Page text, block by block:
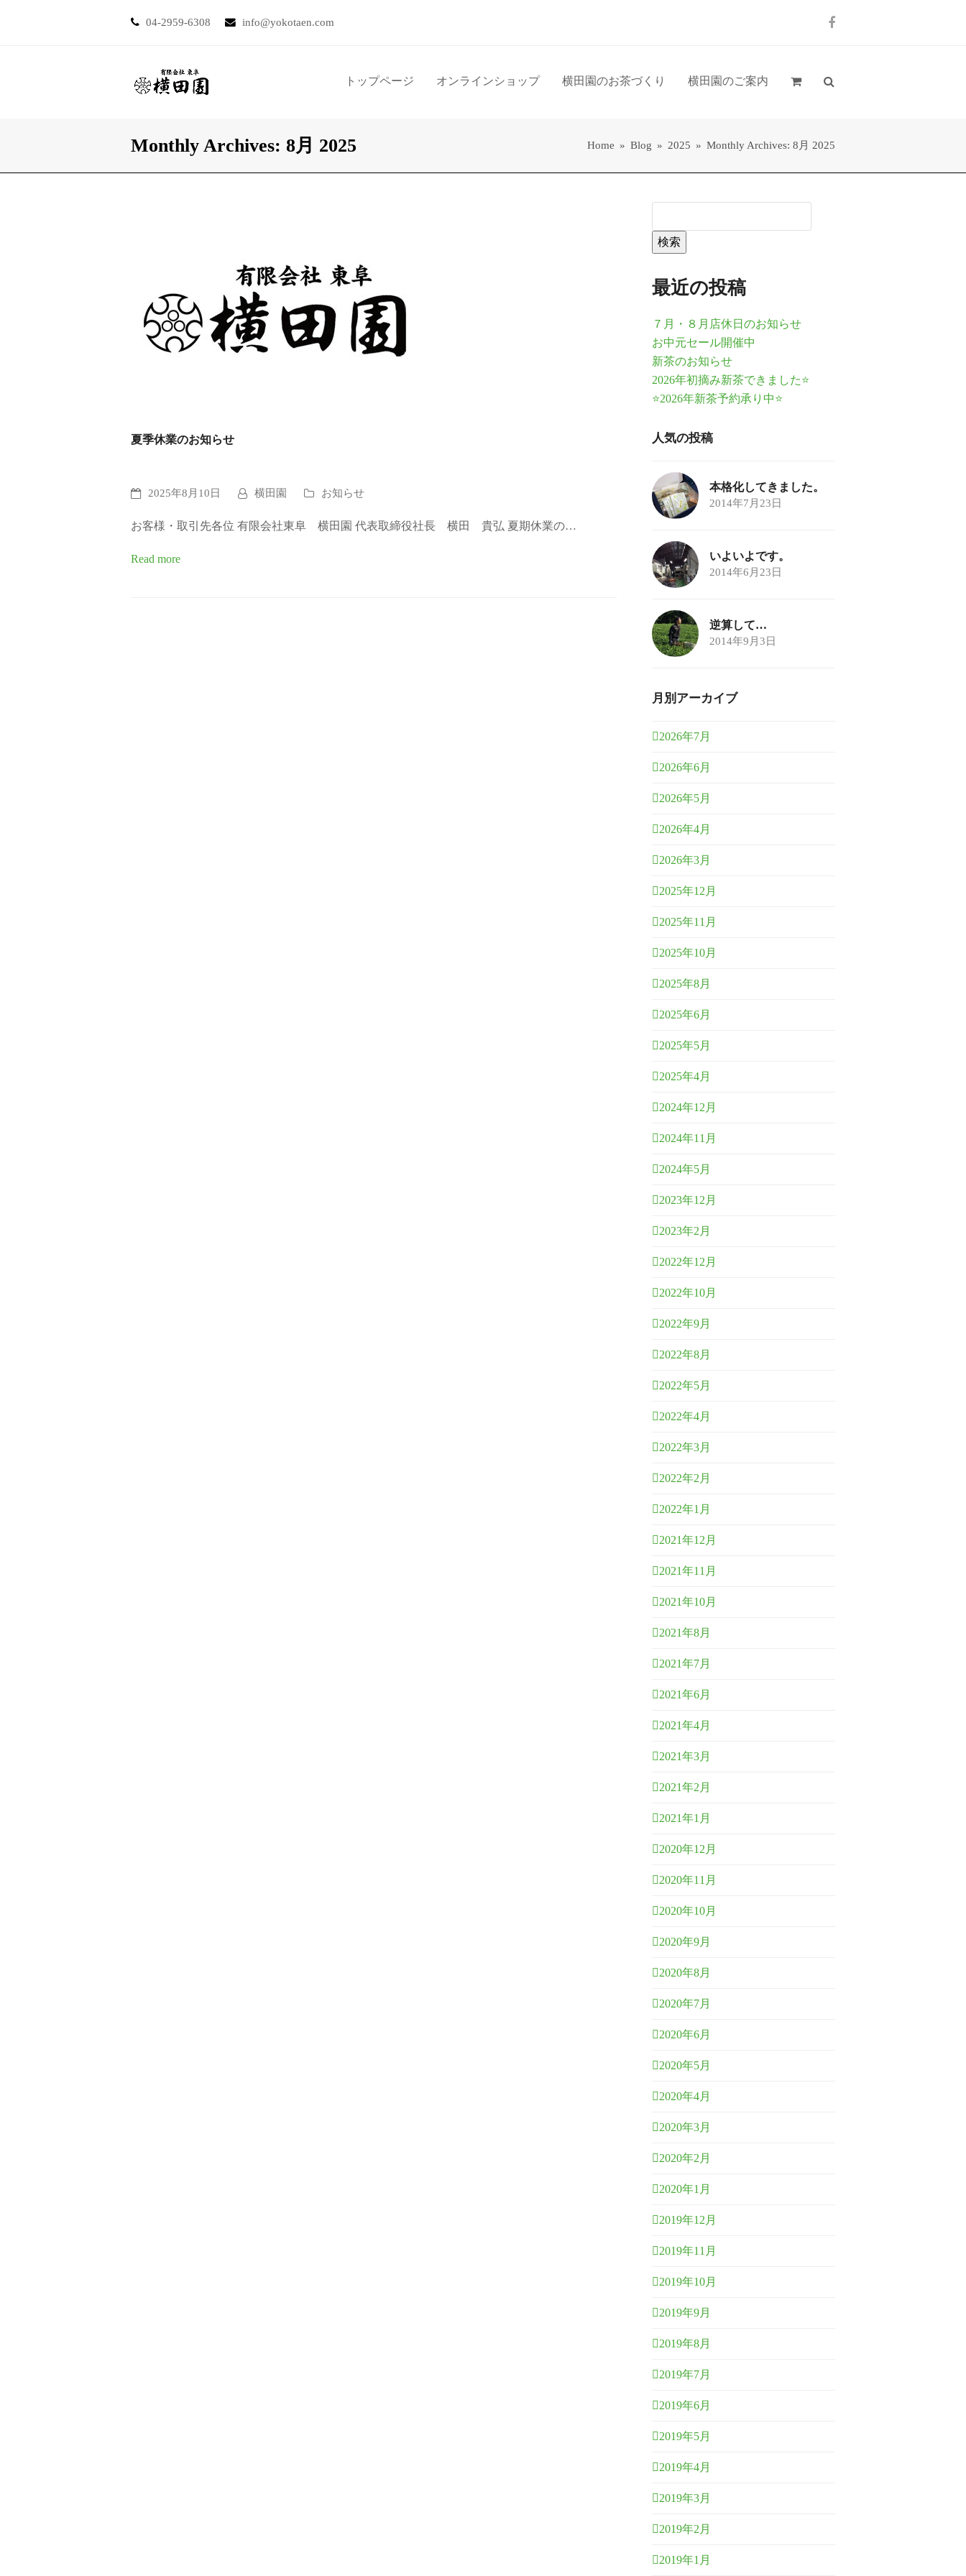
04-2959-6308 info@yokotaen.com Facebook
トップページ オンラインショップ 横田園のお茶づくり 横田園のご案内
Monthly Archives: 8月 2025 Home » Blog » 2025 » Monthly Archives: 8月 2025
夏季休業のお知らせ
2025年8月10日 横田園 お知らせ
お客様・取引先各位 有限会社東阜 横田園 代表取締役社長 横田 貴弘 夏期休業の…
Read more
検索
最近の投稿
７月・８月店休日のお知らせ
お中元セール開催中
新茶のお知らせ
2026年初摘み新茶できました⭐
⭐2026年新茶予約承り中⭐
人気の投稿
本格化してきました。
2014年7月23日
いよいよです。
2014年6月23日
逆算して…
2014年9月3日
月別アーカイブ
2026年7月
2026年6月
2026年5月
2026年4月
2026年3月
2025年12月
2025年11月
2025年10月
2025年8月
2025年6月
2025年5月
2025年4月
2024年12月
2024年11月
2024年5月
2023年12月
2023年2月
2022年12月
2022年10月
2022年9月
2022年8月
2022年5月
2022年4月
2022年3月
2022年2月
2022年1月
2021年12月
2021年11月
2021年10月
2021年8月
2021年7月
2021年6月
2021年4月
2021年3月
2021年2月
2021年1月
2020年12月
2020年11月
2020年10月
2020年9月
2020年8月
2020年7月
2020年6月
2020年5月
2020年4月
2020年3月
2020年2月
2020年1月
2019年12月
2019年11月
2019年10月
2019年9月
2019年8月
2019年7月
2019年6月
2019年5月
2019年4月
2019年3月
2019年2月
2019年1月